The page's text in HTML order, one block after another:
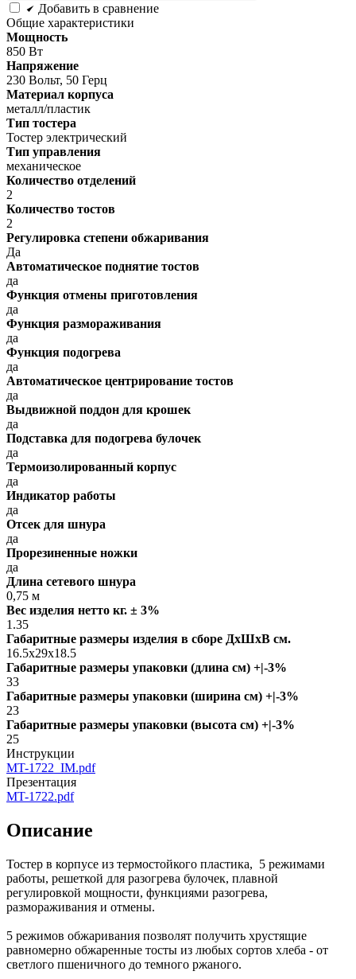
Добавить в сравнение
Общие характеристики
Мощность
850 Вт
Напряжение
230 Вольт, 50 Герц
Материал корпуса
металл/пластик
Тип тостера
Тостер электрический
Тип управления
механическое
Количество отделений
2
Количество тостов
2
Регулировка степени обжаривания
Да
Автоматическое поднятие тостов
да
Функция отмены приготовления
да
Функция размораживания
да
Функция подогрева
да
Автоматическое центрирование тостов
да
Выдвижной поддон для крошек
да
Подставка для подогрева булочек
да
Термоизолированный корпус
да
Индикатор работы
да
Отсек для шнура
да
Прорезиненные ножки
да
Длина сетевого шнура
0,75 м
Вес изделия нетто кг. ± 3%
1.35
Габаритные размеры изделия в сборе ДxШxВ см.
16.5x29x18.5
Габаритные размеры упаковки (длина см) +|-3%
33
Габаритные размеры упаковки (ширина см) +|-3%
23
Габаритные размеры упаковки (высота см) +|-3%
25
Инструкции
MT-1722_IM.pdf
Презентация
MT-1722.pdf
Описание
Тостер в корпусе из термостойкого пластика, 5 режимами
работы, решеткой для разогрева булочек, плавной
регулировкой мощности, функциями разогрева,
размораживания и отмены.
5 режимов обжаривания позволят получить хрустящие
равномерно обжаренные тосты из любых сортов хлеба - от
светлого пшеничного до темного ржаного.